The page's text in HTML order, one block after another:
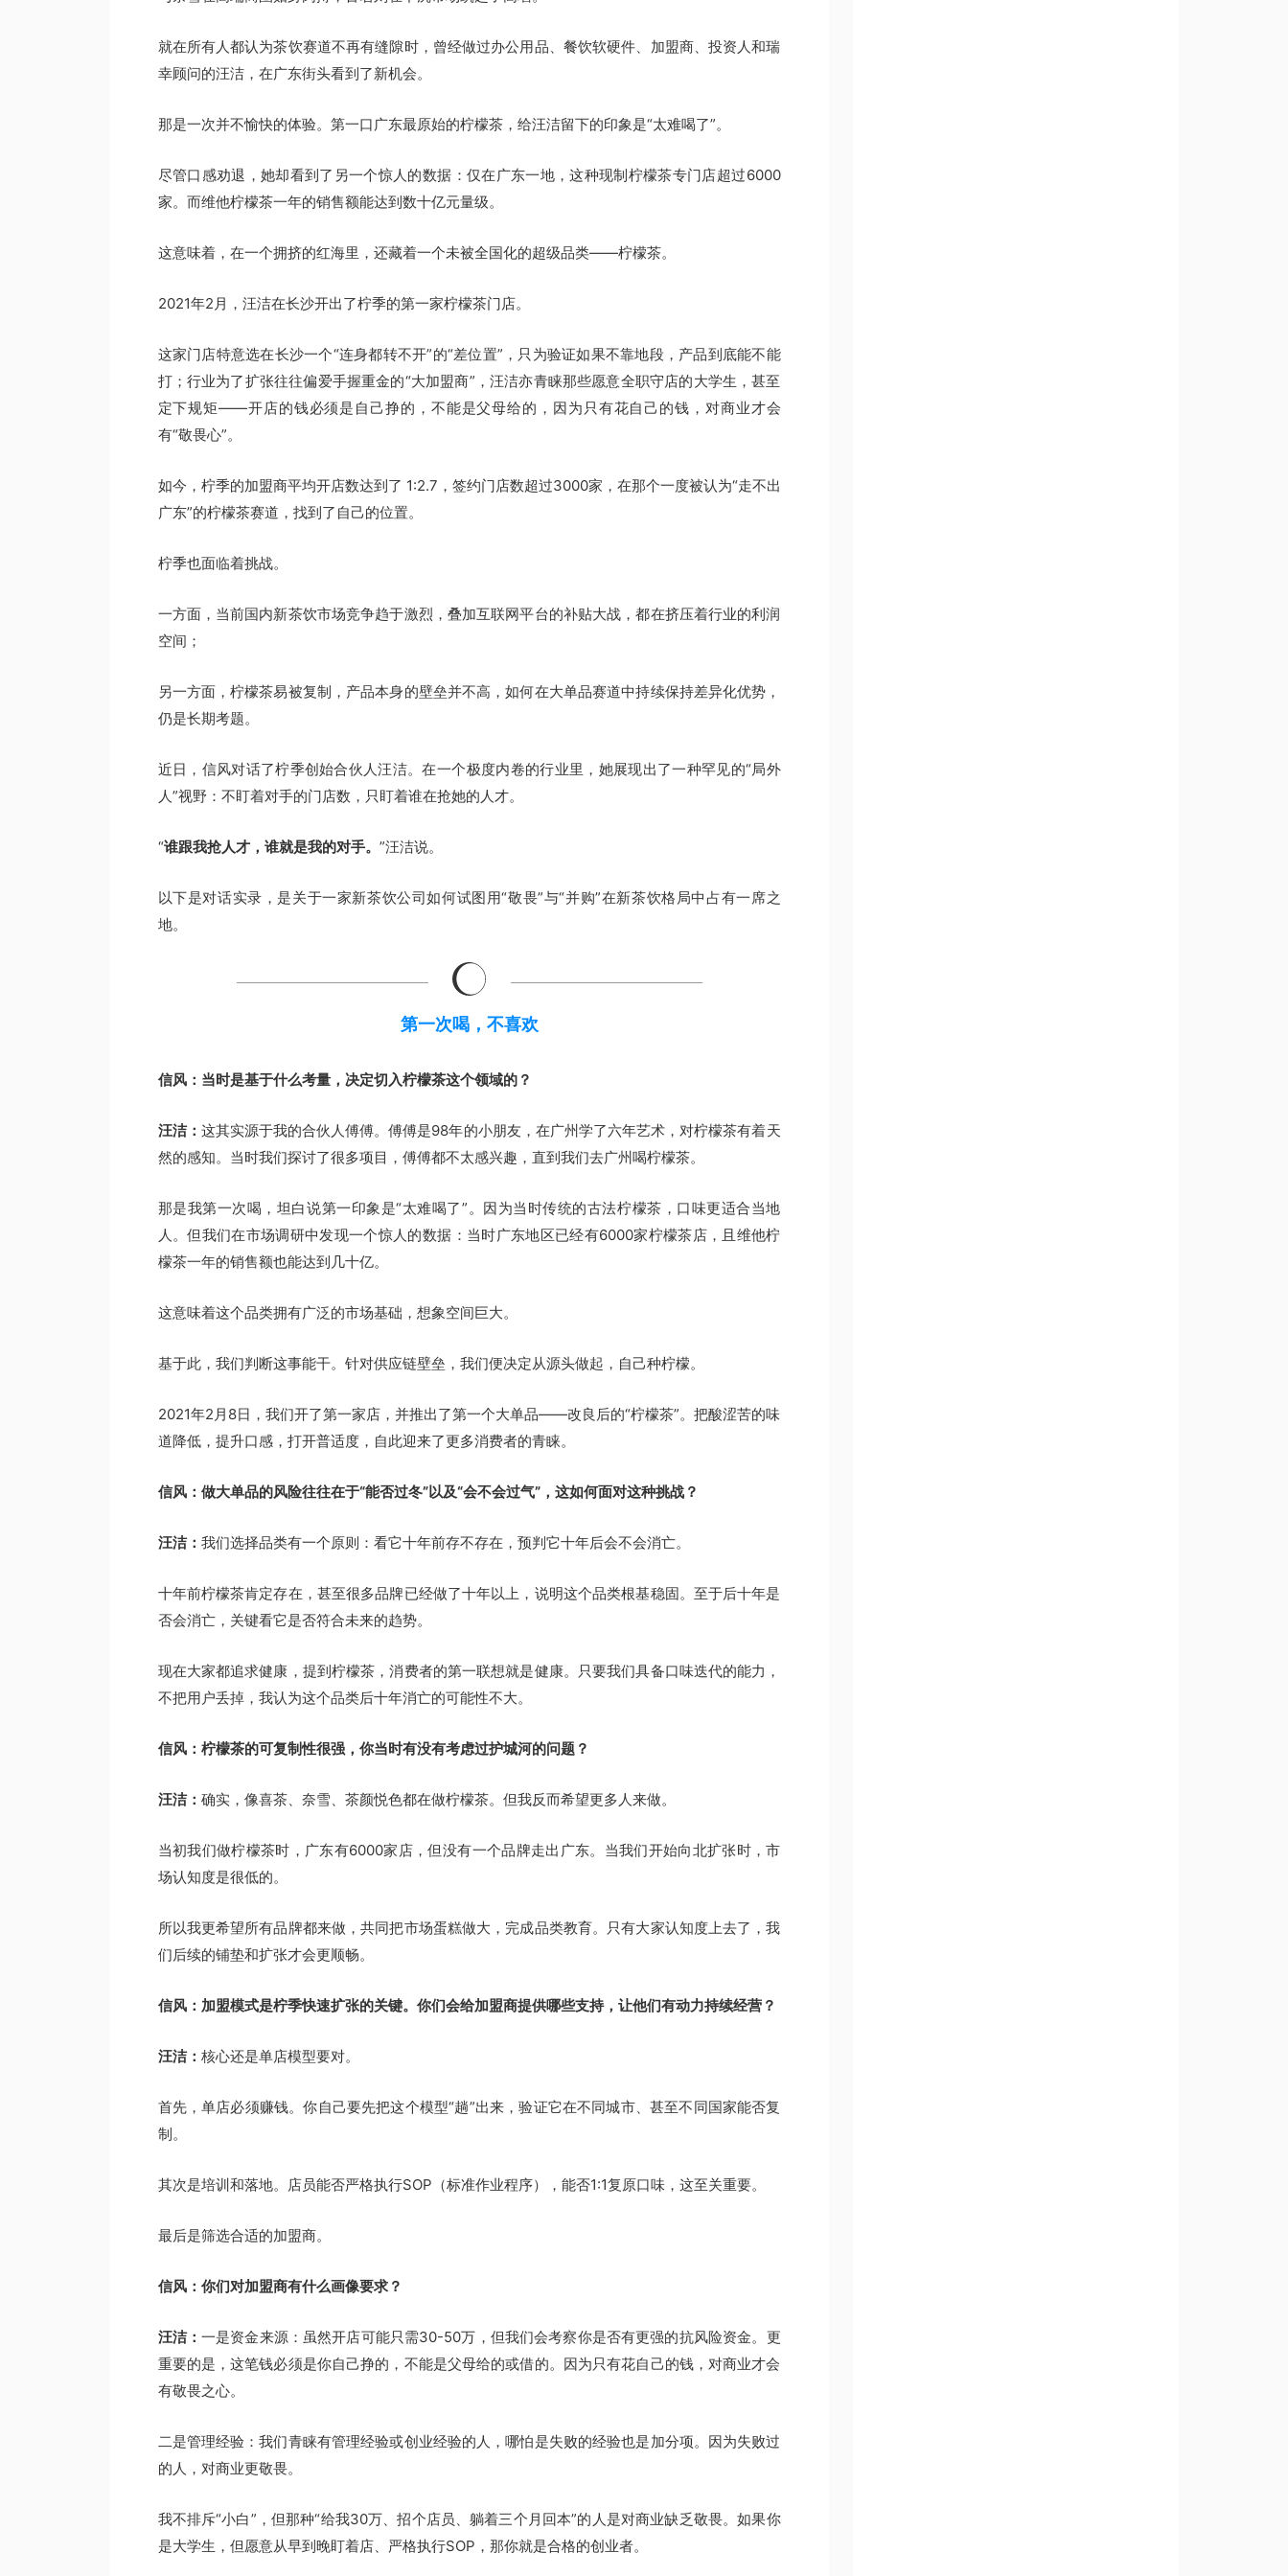
就在所有人都认为茶饮赛道不再有缝隙时，曾经做过办公用品、餐饮软硬件、加盟商、投资人和瑞
幸顾问的汪洁，在广东街头看到了新机会。
那是一次并不愉快的体验。第一口广东最原始的柠檬茶，给汪洁留下的印象是“太难喝了”。
尽管口感劝退，她却看到了另一个惊人的数据：仅在广东一地，这种现制柠檬茶专门店超过6000
家。而维他柠檬茶一年的销售额能达到数十亿元量级。
这意味着，在一个拥挤的红海里，还藏着一个未被全国化的超级品类——柠檬茶。
2021年2月，汪洁在长沙开出了柠季的第一家柠檬茶门店。
这家门店特意选在长沙一个“连身都转不开”的“差位置”，只为验证如果不靠地段，产品到底能不能
打；行业为了扩张往往偏爱手握重金的“大加盟商”，汪洁亦青睐那些愿意全职守店的大学生，甚至
定下规矩——开店的钱必须是自己挣的，不能是父母给的，因为只有花自己的钱，对商业才会
有“敬畏心”。
如今，柠季的加盟商平均开店数达到了 1:2.7，签约门店数超过3000家，在那个一度被认为“走不出
广东”的柠檬茶赛道，找到了自己的位置。
柠季也面临着挑战。
一方面，当前国内新茶饮市场竞争趋于激烈，叠加互联网平台的补贴大战，都在挤压着行业的利润
空间；
另一方面，柠檬茶易被复制，产品本身的壁垒并不高，如何在大单品赛道中持续保持差异化优势，
仍是长期考题。
近日，信风对话了柠季创始合伙人汪洁。在一个极度内卷的行业里，她展现出了一种罕见的“局外
人”视野：不盯着对手的门店数，只盯着谁在抢她的人才。
“谁跟我抢人才，谁就是我的对手。 ”汪洁说。
以下是对话实录，是关于一家新茶饮公司如何试图用“敬畏”与“并购”在新茶饮格局中占有一席之
地。
第一次喝，不喜欢
信风：当时是基于什么考量，决定切入柠檬茶这个领域的？
汪洁： 这其实源于我的合伙人傅傅。傅傅是98年的小朋友，在广州学了六年艺术，对柠檬茶有着天
然的感知。当时我们探讨了很多项目，傅傅都不太感兴趣，直到我们去广州喝柠檬茶。
那是我第一次喝，坦白说第一印象是“太难喝了”。因为当时传统的古法柠檬茶，口味更适合当地
人。但我们在市场调研中发现一个惊人的数据：当时广东地区已经有6000家柠檬茶店，且维他柠
檬茶一年的销售额也能达到几十亿。
这意味着这个品类拥有广泛的市场基础，想象空间巨大。
基于此，我们判断这事能干。针对供应链壁垒，我们便决定从源头做起，自己种柠檬。
2021年2月8日，我们开了第一家店，并推出了第一个大单品——改良后的“柠檬茶”。把酸涩苦的味
道降低，提升口感，打开普适度，自此迎来了更多消费者的青睐。
信风：做大单品的风险往往在于“能否过冬”以及“会不会过气”，这如何面对这种挑战？
汪洁： 我们选择品类有一个原则：看它十年前存不存在，预判它十年后会不会消亡。
十年前柠檬茶肯定存在，甚至很多品牌已经做了十年以上，说明这个品类根基稳固。至于后十年是
否会消亡，关键看它是否符合未来的趋势。
现在大家都追求健康，提到柠檬茶，消费者的第一联想就是健康。只要我们具备口味迭代的能力，
不把用户丢掉，我认为这个品类后十年消亡的可能性不大。
信风：柠檬茶的可复制性很强，你当时有没有考虑过护城河的问题？
汪洁： 确实，像喜茶、奈雪、茶颜悦色都在做柠檬茶。但我反而希望更多人来做。
当初我们做柠檬茶时，广东有6000家店，但没有一个品牌走出广东。当我们开始向北扩张时，市
场认知度是很低的。
所以我更希望所有品牌都来做，共同把市场蛋糕做大，完成品类教育。只有大家认知度上去了，我
们后续的铺垫和扩张才会更顺畅。
信风：加盟模式是柠季快速扩张的关键。你们会给加盟商提供哪些支持，让他们有动力持续经营？
汪洁： 核心还是单店模型要对。
首先，单店必须赚钱。你自己要先把这个模型“趟”出来，验证它在不同城市、甚至不同国家能否复
制。
其次是培训和落地。店员能否严格执行SOP（标准作业程序），能否1:1复原口味，这至关重要。
最后是筛选合适的加盟商。
信风：你们对加盟商有什么画像要求？
汪洁： 一是资金来源：虽然开店可能只需30-50万，但我们会考察你是否有更强的抗风险资金。更
重要的是，这笔钱必须是你自己挣的，不能是父母给的或借的。因为只有花自己的钱，对商业才会
有敬畏之心。
二是管理经验：我们青睐有管理经验或创业经验的人，哪怕是失败的经验也是加分项。因为失败过
的人，对商业更敬畏。
我不排斥“小白”，但那种“给我30万、招个店员、躺着三个月回本”的人是对商业缺乏敬畏。如果你
是大学生，但愿意从早到晚盯着店、严格执行SOP，那你就是合格的创业者。